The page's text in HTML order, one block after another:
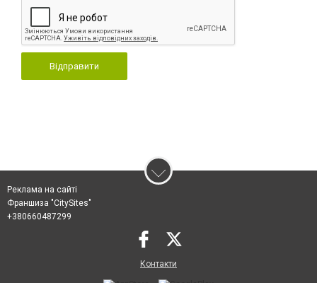
Відправити
Реклама на сайті
Франшиза "CitySites"
+380660487299
Контакти